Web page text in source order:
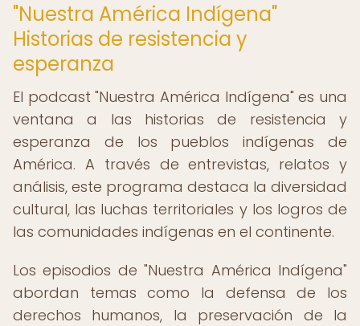
"Nuestra América Indígena"
Historias de resistencia y
esperanza
El podcast "Nuestra América Indígena" es una
ventana a las historias de resistencia y
esperanza de los pueblos indígenas de
América. A través de entrevistas, relatos y
análisis, este programa destaca la diversidad
cultural, las luchas territoriales y los logros de
las comunidades indígenas en el continente.
Los episodios de "Nuestra América Indígena"
abordan temas como la defensa de los
derechos humanos, la preservación de la